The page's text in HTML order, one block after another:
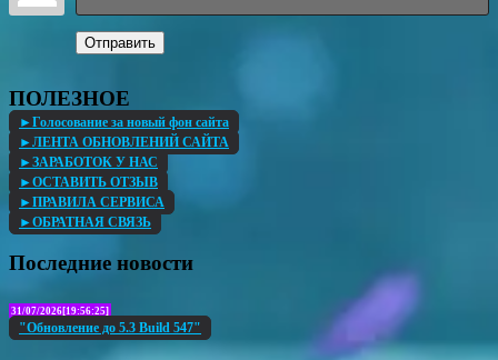
Отправить
ПОЛЕЗНОЕ
►Голосование за новый фон сайта
►ЛЕНТА ОБНОВЛЕНИЙ САЙТА
►ЗАРАБОТОК У НАС
►ОСТАВИТЬ ОТЗЫВ
►ПРАВИЛА СЕРВИСА
►ОБРАТНАЯ СВЯЗЬ
Последние новости
31/07/2026[19:56:25]
"Обновление до 5.3 Build 547"